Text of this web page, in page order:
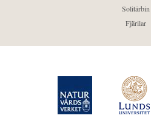
Solitärbin
Fjärilar